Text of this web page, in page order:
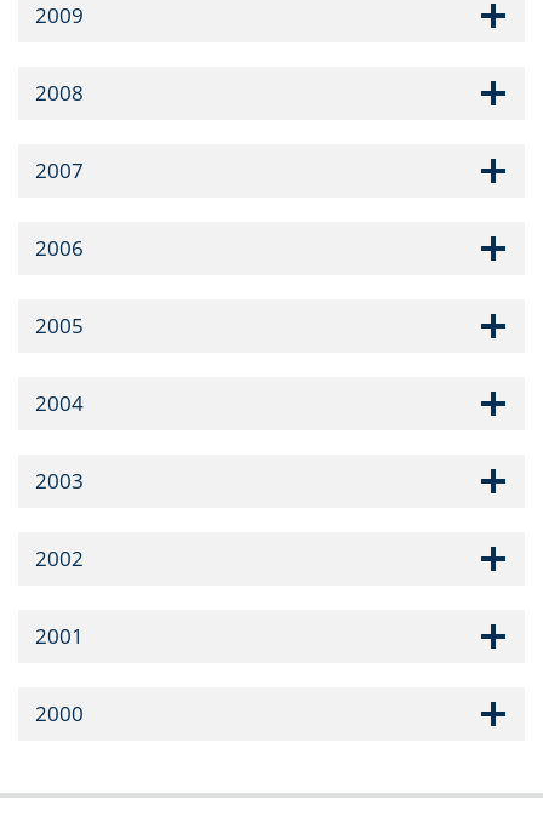
2009
2008
2007
2006
2005
2004
2003
2002
2001
2000